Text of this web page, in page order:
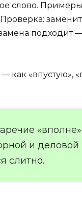
слово.
подходит
как «впустую»,
и
слитно.